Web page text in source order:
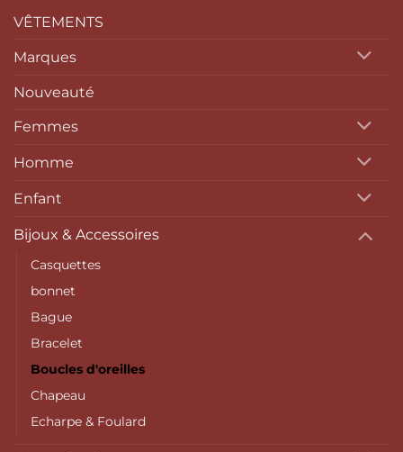
VÊTEMENTS
Marques
Nouveauté
Femmes
Homme
Enfant
Bijoux & Accessoires
Casquettes
bonnet
Bague
Bracelet
Boucles d'oreilles
Chapeau
Echarpe & Foulard